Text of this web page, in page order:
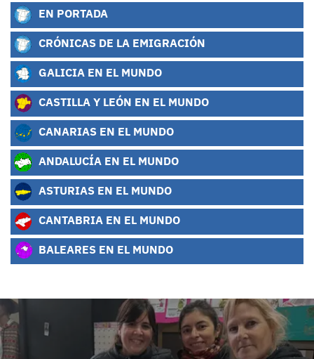
EN PORTADA
CRÓNICAS DE LA EMIGRACIÓN
GALICIA EN EL MUNDO
CASTILLA Y LEÓN EN EL MUNDO
CANARIAS EN EL MUNDO
ANDALUCÍA EN EL MUNDO
ASTURIAS EN EL MUNDO
CANTABRIA EN EL MUNDO
BALEARES EN EL MUNDO